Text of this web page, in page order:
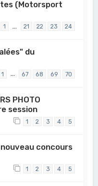
(Motorsport
1 … 21 22 23 24
du
1 … 67 68 69 70
PHOTO
session
1 2 3 4 5
concours
1 2 3 4 5